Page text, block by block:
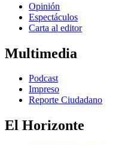
Opinión
Espectáculos
Carta al editor
Multimedia
Podcast
Impreso
Reporte Ciudadano
El Horizonte